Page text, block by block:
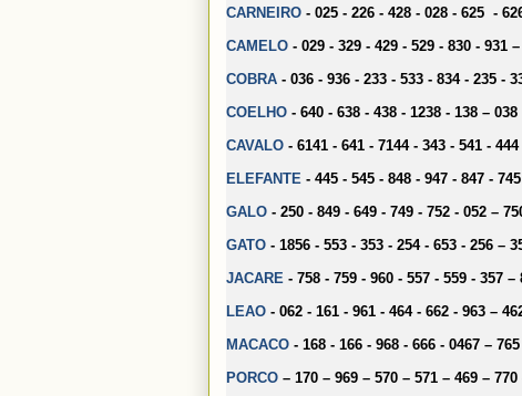
CARNEIRO - 025 - 226 - 428 - 028 - 625 -
CAMELO - 029 - 329 - 429 - 529 - 830 - 931
COBRA - 036 - 936 - 233 - 533 - 834 - 235 -
COELHO - 640 - 638 - 438 - 1238 - 138 – 038
CAVALO - 6141 - 641 - 7144 - 343 - 541 -
ELEFANTE - 445 - 545 - 848 - 947 - 847 -
GALO - 250 - 849 - 649 - 749 - 752 - 052 –
GATO - 1856 - 553 - 353 - 254 - 653 - 256 –
JACARE - 758 - 759 - 960 - 557 - 559 - 357 –
LEAO - 062 - 161 - 961 - 464 - 662 - 963 –
MACACO - 168 - 166 - 968 - 666 - 0467 –
PORCO – 170 – 969 – 570 – 571 – 469 –